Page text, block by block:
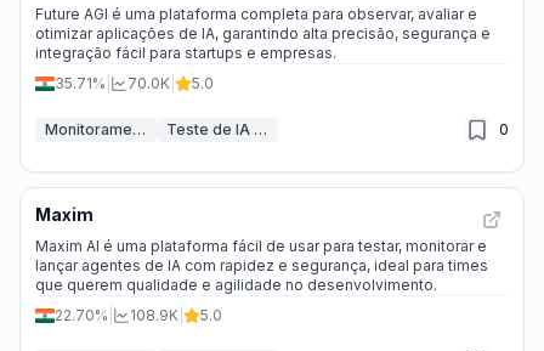
Future AGI é uma plataforma completa para observar, avaliar e
otimizar aplicações de IA, garantindo alta precisão, segurança e
integração fácil para startups e empresas.
35.71%
70.0K 5.0
Monitoramento de modelo IA Teste de IA & QA 0
Maxim
Maxim AI é uma plataforma fácil de usar para testar, monitorar e
lançar agentes de IA com rapidez e segurança, ideal para times
que querem qualidade e agilidade no desenvolvimento.
22.70%
108.9K 5.0